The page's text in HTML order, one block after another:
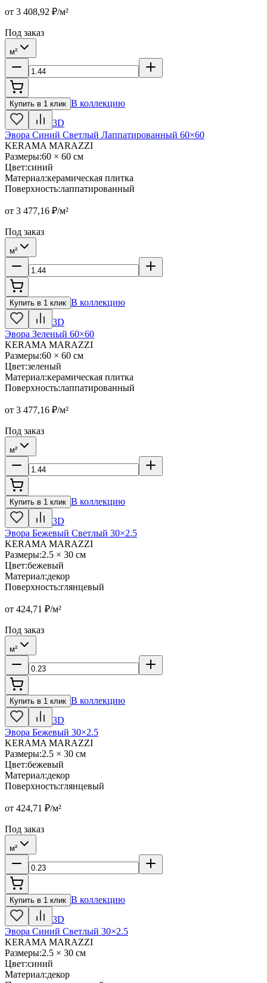
от 3 408,92 ₽/м²
Под заказ
м²
Купить в 1 клик В коллекцию
3D
Эвора Синий Светлый Лаппатированный 60×60
KERAMA MARAZZI
Размеры:60 × 60 см
Цвет:синий
Материал:керамическая плитка
Поверхность:лаппатированный
от 3 477,16 ₽/м²
Под заказ
м²
Купить в 1 клик В коллекцию
3D
Эвора Зеленый 60×60
KERAMA MARAZZI
Размеры:60 × 60 см
Цвет:зеленый
Материал:керамическая плитка
Поверхность:лаппатированный
от 3 477,16 ₽/м²
Под заказ
м²
Купить в 1 клик В коллекцию
3D
Эвора Бежевый Светлый 30×2.5
KERAMA MARAZZI
Размеры:2.5 × 30 см
Цвет:бежевый
Материал:декор
Поверхность:глянцевый
от 424,71 ₽/м²
Под заказ
м²
Купить в 1 клик В коллекцию
3D
Эвора Бежевый 30×2.5
KERAMA MARAZZI
Размеры:2.5 × 30 см
Цвет:бежевый
Материал:декор
Поверхность:глянцевый
от 424,71 ₽/м²
Под заказ
м²
Купить в 1 клик В коллекцию
3D
Эвора Синий Светлый 30×2.5
KERAMA MARAZZI
Размеры:2.5 × 30 см
Цвет:синий
Материал:декор